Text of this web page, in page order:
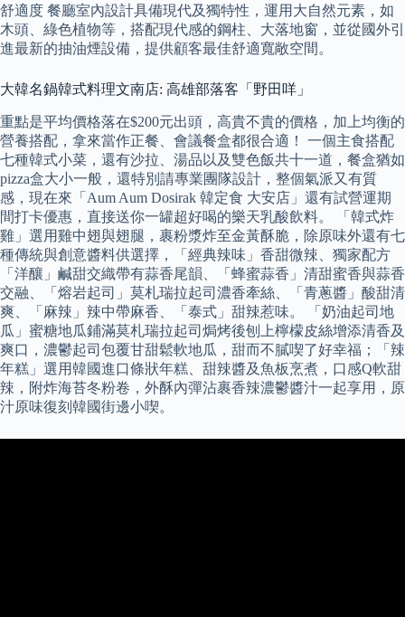
舒適度 餐廳室內設計具備現代及獨特性，運用大自然元素，如
木頭、綠色植物等，搭配現代感的鋼柱、大落地窗，並從國外引
進最新的抽油煙設備，提供顧客最佳舒適寬敞空間。
大韓名鍋韓式料理文南店: 高雄部落客「野田咩」
重點是平均價格落在$200元出頭，高貴不貴的價格，加上均衡的
營養搭配，拿來當作正餐、會議餐盒都很合適！ 一個主食搭配
七種韓式小菜，還有沙拉、湯品以及雙色飯共十一道，餐盒猶如
pizza盒大小一般，還特別請專業團隊設計，整個氣派又有質
感，現在來「Aum Aum Dosirak 韓定食 大安店」還有試營運期
間打卡優惠，直接送你一罐超好喝的樂天乳酸飲料。 「韓式炸
雞」選用雞中翅與翅腿，裹粉漿炸至金黃酥脆，除原味外還有七
種傳統與創意醬料供選擇，「經典辣味」香甜微辣、獨家配方
「洋釀」鹹甜交織帶有蒜香尾韻、「蜂蜜蒜香」清甜蜜香與蒜香
交融、「熔岩起司」莫札瑞拉起司濃香牽絲、「青蔥醬」酸甜清
爽、「麻辣」辣中帶麻香、「泰式」甜辣惹味。 「奶油起司地
瓜」蜜糖地瓜鋪滿莫札瑞拉起司焗烤後刨上檸檬皮絲增添清香及
爽口，濃鬱起司包覆甘甜鬆軟地瓜，甜而不膩喫了好幸福；「辣
年糕」選用韓國進口條狀年糕、甜辣醬及魚板烹煮，口感Q軟甜
辣，附炸海苔冬粉卷，外酥內彈沾裹香辣濃鬱醬汁一起享用，原
汁原味復刻韓國街邊小喫。